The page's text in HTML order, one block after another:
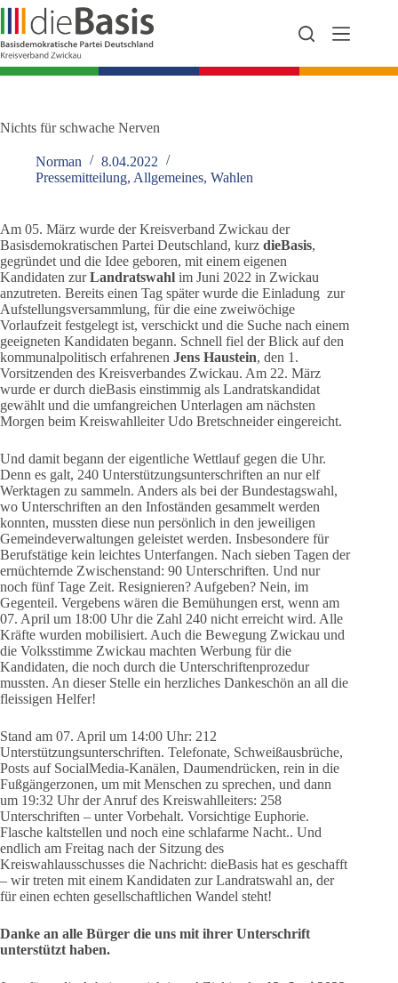
Zum
Inhalt
springen
Nichts für schwache Nerven
Norman
8.04.2022
Pressemitteilung, Allgemeines, Wahlen
Am 05. März wurde der Kreisverband Zwickau der
Basisdemokratischen Partei Deutschland, kurz dieBasis,
gegründet und die Idee geboren, mit einem eigenen
Kandidaten zurLandratswahl im Juni 2022 in Zwickau
anzutreten. Bereits einen Tag später wurde die Einladung zur
Aufstellungsversammlung, für die eine zweiwöchige
Vorlaufzeit festgelegt ist, verschickt und die Suche nach einem
geeigneten Kandidaten begann. Schnell fiel der Blick auf den
kommunalpolitisch erfahrenen Jens Haustein, den 1.
Vorsitzenden des Kreisverbandes Zwickau. Am 22. März
wurde er durch dieBasis einstimmig als Landratskandidat
gewählt und die umfangreichen Unterlagen am nächsten
Morgen beim Kreiswahlleiter Udo Bretschneider eingereicht.
Und damit begann der eigentliche Wettlauf gegen die Uhr.
Denn es galt, 240 Unterstützungsunterschriften an nur elf
Werktagen zu sammeln. Anders als bei der Bundestagswahl,
wo Unterschriften an den Infoständen gesammelt werden
konnten, mussten diese nun persönlich in den jeweiligen
Gemeindeverwaltungen geleistet werden. Insbesondere für
Berufstätige kein leichtes Unterfangen. Nach sieben Tagen der
ernüchternde Zwischenstand: 90 Unterschriften. Und nur
noch fünf Tage Zeit. Resignieren? Aufgeben? Nein, im
Gegenteil. Vergebens wären die Bemühungen erst, wenn am
07. April um 18:00 Uhr die Zahl 240 nicht erreicht wird. Alle
Kräfte wurden mobilisiert. Auch die Bewegung Zwickau und
die Volksstimme Zwickau machten Werbung für die
Kandidaten, die noch durch die Unterschriftenprozedur
mussten. An dieser Stelle ein herzliches Dankeschön an all die
fleissigen Helfer!
Stand am 07. April um 14:00 Uhr: 212
Unterstützungsunterschriften. Telefonate, Schweißausbrüche,
Posts auf SocialMedia-Kanälen, Daumendrücken, rein in die
Fußgängerzonen, um mit Menschen zu sprechen, und dann
um 19:32 Uhr der Anruf des Kreiswahlleiters: 258
Unterschriften – unter Vorbehalt. Vorsichtige Euphorie.
Flasche kaltstellen und noch eine schlafarme Nacht.. Und
endlich am Freitag nach der Sitzung des
Kreiswahlausschusses die Nachricht: dieBasis hat es geschafft
– wir treten mit einem Kandidaten zur Landratswahl an, der
für einen echten gesellschaftlichen Wandel steht!
Danke an alle Bürger die uns mit ihrer Unterschrift
unterstützt haben.